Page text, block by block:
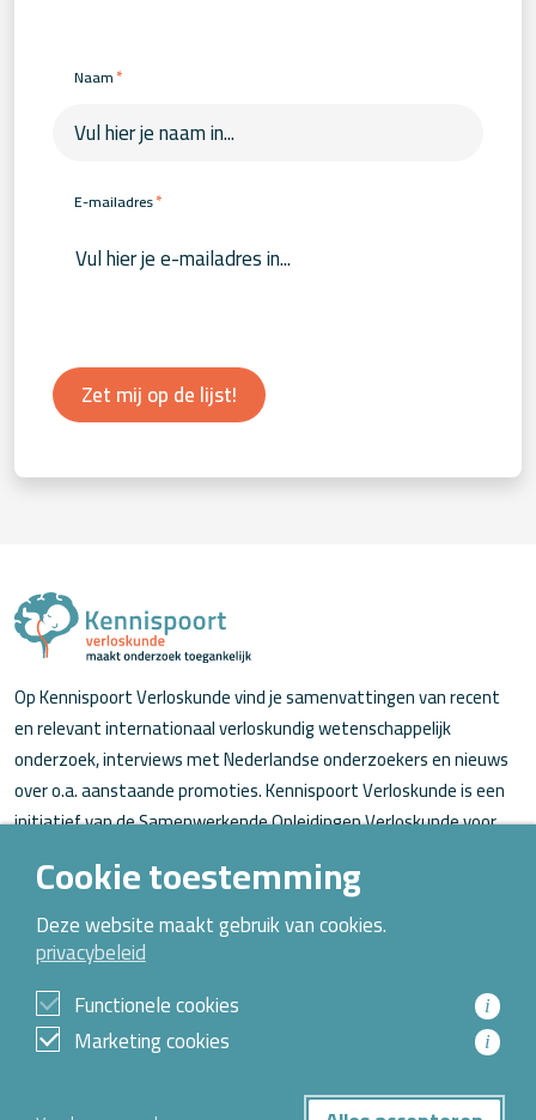
Naam*
E-mailadres*
Zet mij op de lijst!
Op Kennispoort Verloskunde vind je samenvattingen van recent
en relevant internationaal verloskundig wetenschappelijk
onderzoek, interviews met Nederlandse onderzoekers en nieuws
over o.a. aanstaande promoties. Kennispoort Verloskunde is een
initiatief van de Samenwerkende Opleidingen Verloskunde voor
Over Kennispoort Verloskunde
Contact
Archief
Cookie toestemming
Deze website maakt gebruik van cookies.
privacybeleid
Functionele cookies
i
Marketing cookies i